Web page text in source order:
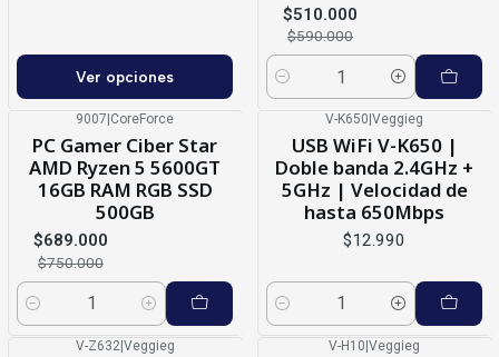
Ver opciones
$510.000
$590.000
Cantidad
9007 CoreForce
PC Gamer Ciber Star
AMD Ryzen 5 5600GT
16GB RAM RGB SSD
500GB
$689.000
$750.000
Cantidad
V-K650 Veggieg
USB WiFi V-K650 |
Doble banda 2.4GHz +
5GHz | Velocidad de
hasta 650Mbps
$12.990
Cantidad
V-Z632|Veggieg V-H10|Veggieg